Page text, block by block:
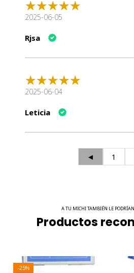
2025-06-05
Rjsa
2025-06-04
Leticia
◄ 1
A TU MICHI TAMBIÉN LE PODRÍAN
Productos
-25%